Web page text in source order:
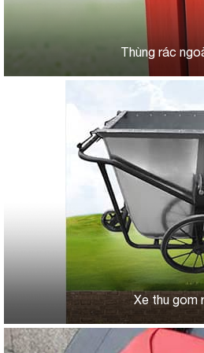
Thùng rác
Xe thu gom